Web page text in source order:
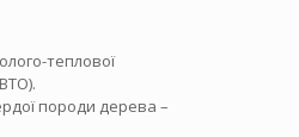
теплової
породи дерева –